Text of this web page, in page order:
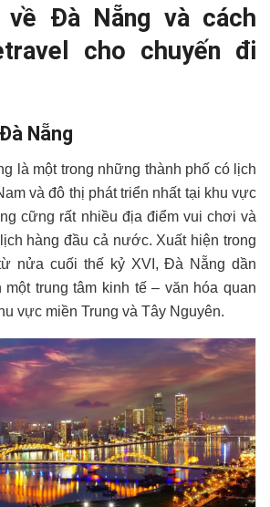
về Đà Nẵng và cách
cho chuyến đi
Nẵng
là một trong những thành phố có lịch
và đô thị phát triển nhất tại khu vực
cững rất nhiều địa điểm vui chơi và
hàng đầu cả nước. Xuất hiện trong
nửa cuối thế kỷ XVI, Đà Nẵng dần
một trung tâm kinh tế – văn hóa quan
vực miền Trung và Tây Nguyên.